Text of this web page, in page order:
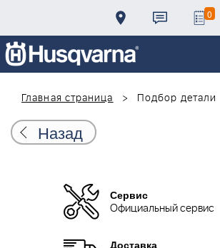
0
Главная страница
Подбор детали
Назад
Сервис
Официальный сервис
Доставка